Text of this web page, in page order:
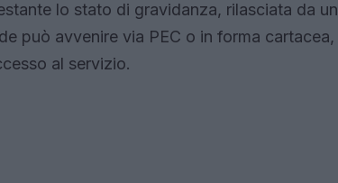
lo stato di gravidanza, rilasciata da un
può avvenire via PEC o in forma cartacea,
al servizio.